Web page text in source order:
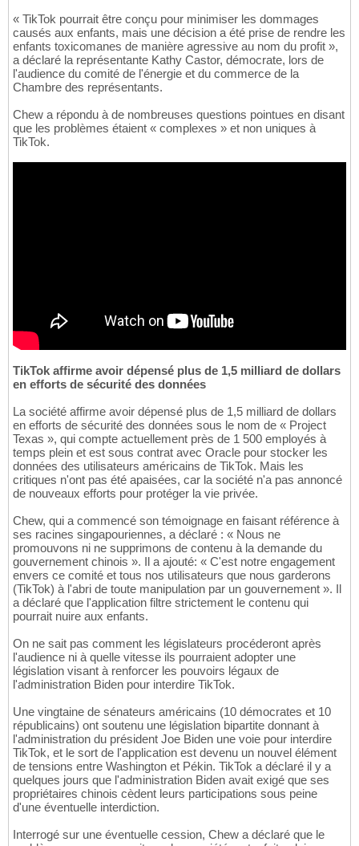
« TikTok pourrait être conçu pour minimiser les dommages
causés aux enfants, mais une décision a été prise de rendre les
enfants toxicomanes de manière agressive au nom du profit »,
a déclaré la représentante Kathy Castor, démocrate, lors de
l'audience du comité de l'énergie et du commerce de la
Chambre des représentants.
Chew a répondu à de nombreuses questions pointues en disant
que les problèmes étaient « complexes » et non uniques à
TikTok.
TikTok affirme avoir dépensé plus de 1,5 milliard de dollars
en efforts de sécurité des données
La société affirme avoir dépensé plus de 1,5 milliard de dollars
en efforts de sécurité des données sous le nom de « Project
Texas », qui compte actuellement près de 1 500 employés à
temps plein et est sous contrat avec Oracle pour stocker les
données des utilisateurs américains de TikTok. Mais les
critiques n'ont pas été apaisées, car la société n'a pas annoncé
de nouveaux efforts pour protéger la vie privée.
Chew, qui a commencé son témoignage en faisant référence à
ses racines singapouriennes, a déclaré : « Nous ne
promouvons ni ne supprimons de contenu à la demande du
gouvernement chinois ». Il a ajouté: « C'est notre engagement
envers ce comité et tous nos utilisateurs que nous garderons
(TikTok) à l'abri de toute manipulation par un gouvernement ». Il
a déclaré que l'application filtre strictement le contenu qui
pourrait nuire aux enfants.
On ne sait pas comment les législateurs procéderont après
l'audience ni à quelle vitesse ils pourraient adopter une
législation visant à renforcer les pouvoirs légaux de
l'administration Biden pour interdire TikTok.
Une vingtaine de sénateurs américains (10 démocrates et 10
républicains) ont soutenu une législation bipartite donnant à
l'administration du président Joe Biden une voie pour interdire
TikTok, et le sort de l'application est devenu un nouvel élément
de tensions entre Washington et Pékin. TikTok a déclaré il y a
quelques jours que l'administration Biden avait exigé que ses
propriétaires chinois cèdent leurs participations sous peine
d'une éventuelle interdiction.
Interrogé sur une éventuelle cession, Chew a déclaré que le